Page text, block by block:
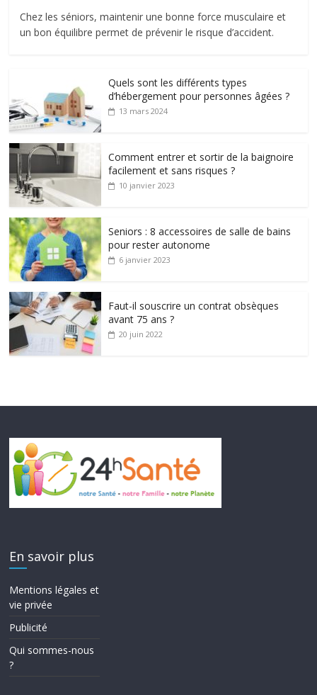
Chez les séniors, maintenir une bonne force musculaire et
un bon équilibre permet de prévenir le risque d’accident.
Quels sont les différents types
d’hébergement pour personnes âgées ?
13 mars 2024
Comment entrer et sortir de la baignoire
facilement et sans risques ?
10 janvier 2023
Seniors : 8 accessoires de salle de bains
pour rester autonome
6 janvier 2023
Faut-il souscrire un contrat obsèques
avant 75 ans ?
20 juin 2022
En savoir plus
Mentions légales et
vie privée
Publicité
Qui sommes-nous
?